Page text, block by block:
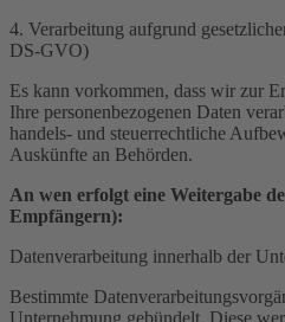
4. Verarbeitung aufgrund
DS-GVO)
Es kann vorkommen, dass wir zur
Ihre personenbezogenen Daten
handels- und steuerrechtliche
Auskünfte an Behörden.
An wen erfolgt eine Weitergabe
Empfängern):
Datenverarbeitung innerhalb der
Bestimmte